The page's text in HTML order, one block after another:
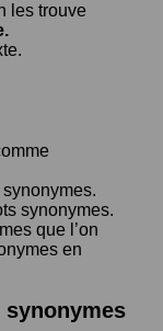
les trouve
synonymes.
que l’on
en
synonymes